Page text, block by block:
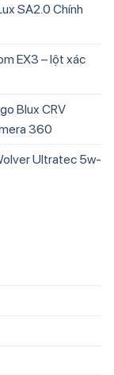
SA2.0 Chính
EX3 – lột xác
Blux CRV
360
Ultratec 5w-